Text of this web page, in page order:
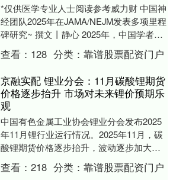
*仅供医学专业人士阅读参考威力财 中国神
经团队2025年在JAMA/NEJM发表多项里程
碑研究~ 撰文丨静心 2025年，中国学者在
神经疾病领域取得了突破性进展....
查看： 128 分类：靠谱股票配资门户
京融实配 锂业分会：11月碳酸锂期货
价格逐步抬升 市场对未来锂价预期乐
观
中国有色金属工业协会锂业分会发布2025
年11月锂行业运行情况。2025年11月，碳
酸锂期货价格逐步抬升，波动逐步加大。
锂企业三季报业绩回升，市场对未来锂价
预期....
查看：218 分类：靠谱股票配资门户